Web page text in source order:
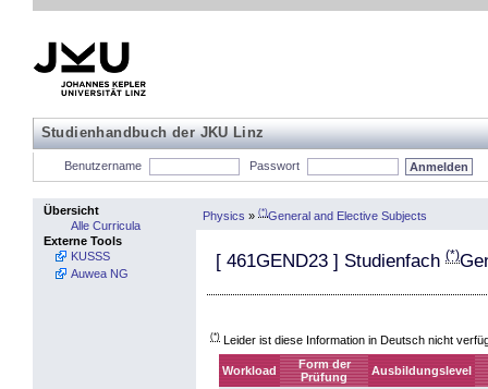
Studienhandbuch der JKU Linz
Benutzername Passwort
Übersicht
Alle Curricula
Externe Tools
KUSSS
Auwea NG
Physics » (*)General and Elective Subjects
[ 461GEND23 ] Studienfach (*)
(*) Leider ist diese Information in Deutsch nicht
Workload
Form der
Prüfung
Ausbildungslevel